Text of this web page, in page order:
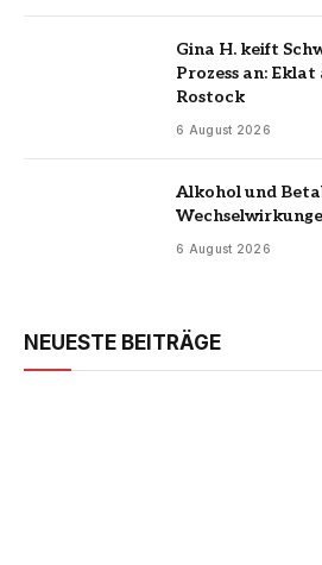
Gina H. keift
Prozess an:
Rostock
6 August 2026
Alkohol und
6 August 2026
NEUESTE BEITRÄGE